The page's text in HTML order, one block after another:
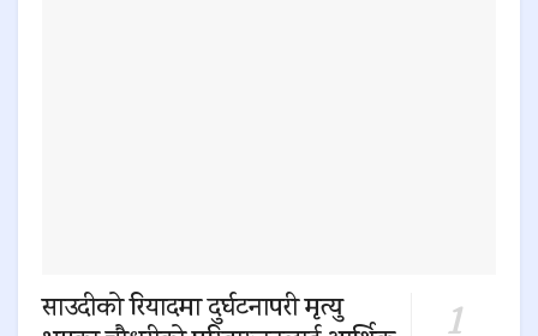
साउदीको रियादमा दुर्घटनापरी मृत्यु